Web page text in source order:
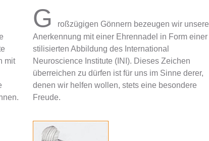
mit
G
roßzügigen Gönnern bezeugen wir unsere
Anerkennung mit einer Ehrennadel in Form einer
stilisierten Abbildung des International
Neuroscience Institute (INI). Dieses Zeichen
überreichen zu dürfen ist für uns im Sinne derer,
denen wir helfen wollen, stets eine besondere
Freude.